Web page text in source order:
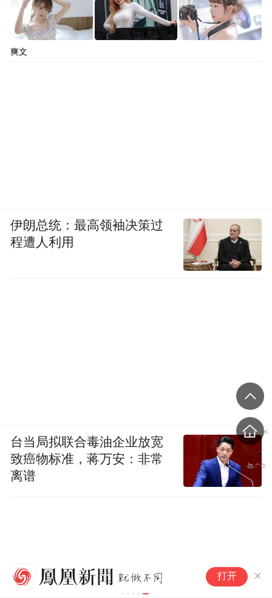
欧洲大型科
际受益者
打开
爽文
伊朗总统：最高领袖决策过
程遭人利用
台当局拟联合毒油企业放宽
致癌物标准，蒋万安：非常
离谱